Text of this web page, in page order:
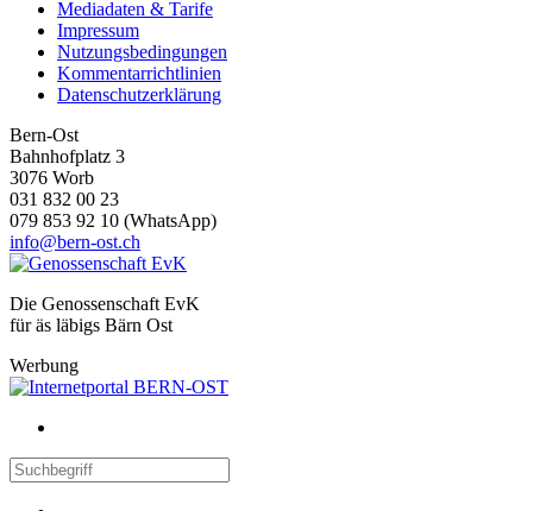
Mediadaten & Tarife
Impressum
Nutzungsbedingungen
Kommentarrichtlinien
Datenschutzerklärung
Bern-Ost
Bahnhofplatz 3
3076 Worb
031 832 00 23
079 853 92 10 (WhatsApp)
info@bern-ost.ch
Die Genossenschaft EvK
für äs läbigs Bärn Ost
Werbung